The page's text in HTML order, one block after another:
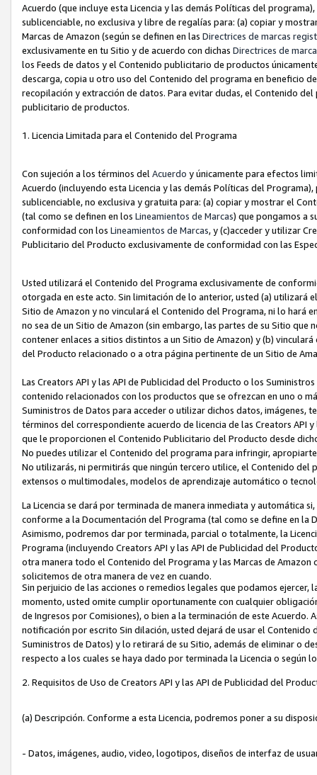
Acuerdo (que incluye esta Licencia y las demás Políticas del
sublicenciable, no exclusiva y libre de regalías para: (a) copiar y
Marcas de Amazon (según se definen en las Directrices de marcas
exclusivamente en tu Sitio y de acuerdo con dichas Directrices de
los Feeds de datos y el Contenido publicitario de productos
descarga, copia u otro uso del Contenido del programa en beneficio
recopilación y extracción de datos. Para evitar dudas, el Contenido
publicitario de productos.
1. Licencia Limitada para el Contenido del Programa
Con sujeción a los términos del Acuerdo y únicamente para efectos
Acuerdo (incluyendo esta Licencia y las demás Políticas del
sublicenciable, no exclusiva y gratuita para: (a) copiar y mostrar el
(tal como se definen en los Lineamientos de Marcas) que pongamos a
conformidad con los Lineamientos de Marcas, y (c)acceder y utilizar
Publicitario del Producto exclusivamente de conformidad con las
Usted utilizará el Contenido del Programa exclusivamente de
otorgada en este acto. Sin limitación de lo anterior, usted (a) utilizará
Sitio de Amazon y no vinculará el Contenido del Programa, ni lo hará
no sea de un Sitio de Amazon (sin embargo, las partes de su Sitio
contener enlaces a sitios distintos a un Sitio de Amazon) y (b)
del Producto relacionado o a otra página pertinente de un Sitio de
Las Creators API y las API de Publicidad del Producto o los
contenido relacionados con los productos que se ofrezcan en uno o
Suministros de Datos para acceder o utilizar dichos datos,
términos del correspondiente acuerdo de licencia de las Creators API
que le proporcionen el Contenido Publicitario del Producto desde
No puedes utilizar el Contenido del programa para infringir,
No utilizarás, ni permitirás que ningún tercero utilice, el Contenido
extensos o multimodales, modelos de aprendizaje automático o
La Licencia se dará por terminada de manera inmediata y automática
conforme a la Documentación del Programa (tal como se define en la
Asimismo, podremos dar por terminada, parcial o totalmente, la
Programa (incluyendo Creators API y las API de Publicidad del
otra manera todo el Contenido del Programa y las Marcas de
solicitemos de otra manera de vez en cuando.
Sin perjuicio de las acciones o remedios legales que podamos
momento, usted omite cumplir oportunamente con cualquier
de Ingresos por Comisiones), o bien a la terminación de este
notificación por escrito Sin dilación, usted dejará de usar el
Suministros de Datos) y lo retirará de su Sitio, además de eliminar o
respecto a los cuales se haya dado por terminada la Licencia o según
2. Requisitos de Uso de Creators API y las API de Publicidad del
(a) Descripción. Conforme a esta Licencia, podremos poner a su
- Datos, imágenes, audio, video, logotipos, diseños de interfaz de